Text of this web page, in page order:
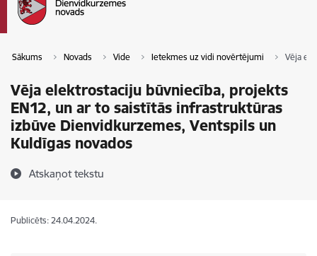
Sākums Novads Vide Ietekmes uz vidi novērtējumi Vēja
Vēja elektrostaciju būvniecība, projekts
EN12, un ar to saistītās infrastruktūras
izbūve Dienvidkurzemes, Ventspils un
Kuldīgas novados
Atskaņot tekstu
Publicēts: 24.04.2024.